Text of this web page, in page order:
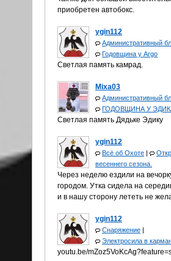
приобретен автобокс.
ygin112
Административный
Годовщина у Аrgo
Светлая память камрад.
Mixa03
Административный
ГОДОВЩИНА У
Светлая память Дядьке Эдику
ygin112
Всё об Охоте |
весеннего сезона.
Через неделю ездили на
городом. Утка сидела на
и в нашу сторону лететь не
ygin112
Снаряжение |
Электросила в
youtu.be/